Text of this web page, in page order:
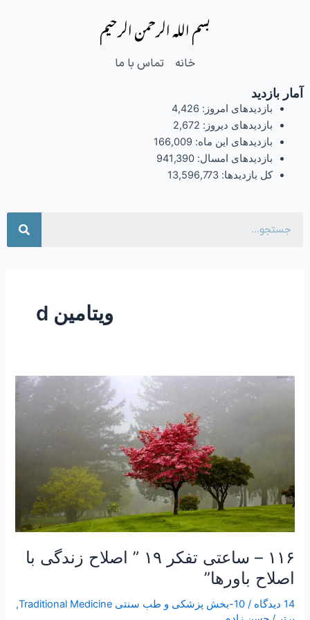
بسم الله الرحمن الرحیم
خانه تماس با ما
آمار بازدید
بازدیدهای امروز: 4,426
بازدیدهای دیروز: 2,672
بازدیدهای این ماه: 166,009
بازدیدهای امسال: 941,390
کل بازدیدها: 13,596,773
ویتامین d
۱۱۶ – ساعتی تفکر ۱۹ ” اصلاح زندگی با
اصلاح باورها”
14 دیدگاه /10-بخش پزشکی و طب سنتی Traditional Medicine
,
۱۱۶
اصلاح
زندگی
با
اصلاح